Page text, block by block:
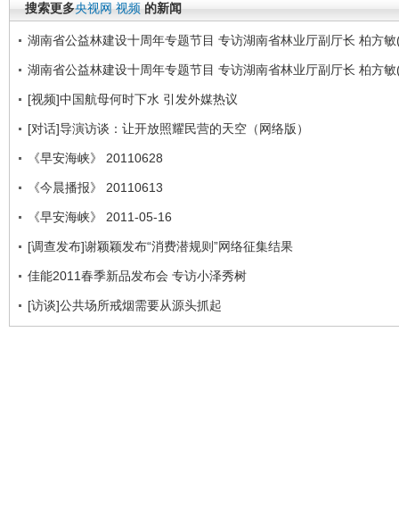
搜索更多央视网 视频 的新闻
湖南省公益林建设十周年专题节目 专访湖南省林业厅副厅长 柏方
湖南省公益林建设十周年专题节目 专访湖南省林业厅副厅长 柏方
[视频]中国航母何时下水 引发外媒热议
[对话]导演访谈：让开放照耀民营的天空（网络版）
《早安海峡》 20110628
《今晨播报》 20110613
《早安海峡》 2011-05-16
[调查发布]谢颖颖发布“消费潜规则”网络征集结果
佳能2011春季新品发布会 专访小泽秀树
[访谈]公共场所戒烟需要从源头抓起